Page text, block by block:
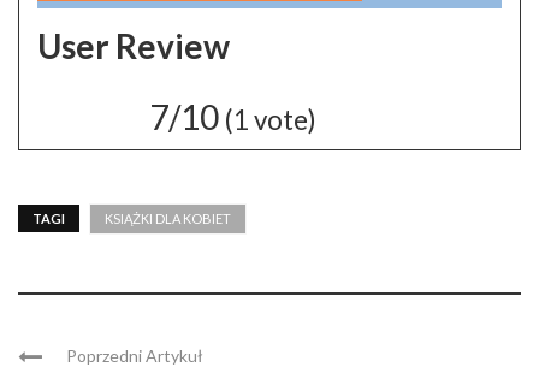
User Review
7/10 (1vote)
TAGI KSIĄŻKI DLA KOBIET
Poprzedni Artykuł